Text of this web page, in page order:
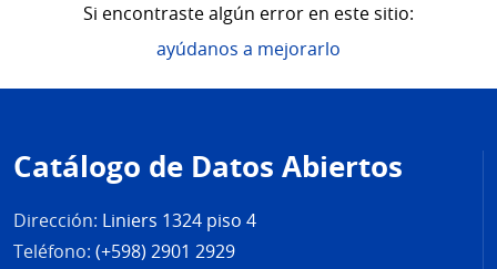
Si encontraste algún error en este sitio:
ayúdanos a mejorarlo
de
página
Catálogo de Datos Abiertos
Dirección: Liniers 1324 piso 4
Teléfono: (+598) 2901 2929